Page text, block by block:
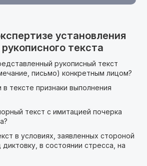
установления
текста
рукописный текст
письмо) конкретным лицом?
тексте признаки выполнения
текст с имитацией почерка
в условиях, заявленных стороной
в состоянии стресса, на